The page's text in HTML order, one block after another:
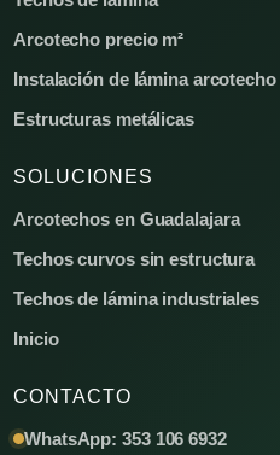
Arcotecho precio m²
Instalación de lámina arcotecho
Estructuras metálicas
SOLUCIONES
Arcotechos en Guadalajara
Techos curvos sin estructura
Techos de lámina industriales
Inicio
CONTACTO
WhatsApp: 353 106 6932